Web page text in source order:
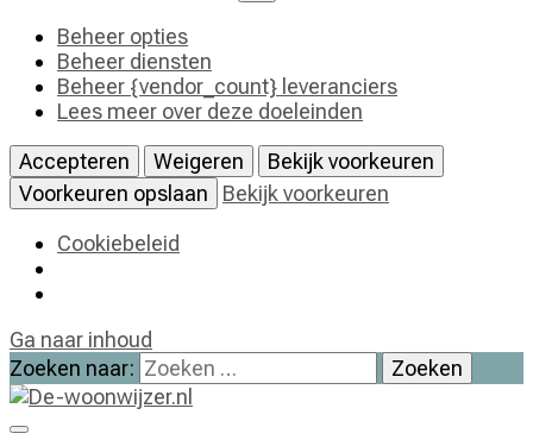
Beheer opties
Beheer diensten
Beheer {vendor_count} leveranciers
Lees meer over deze doeleinden
Accepteren
Weigeren
Bekijk voorkeuren
Voorkeuren opslaan
Bekijk voorkeuren
Cookiebeleid
Ga naar inhoud
Zoeken naar: